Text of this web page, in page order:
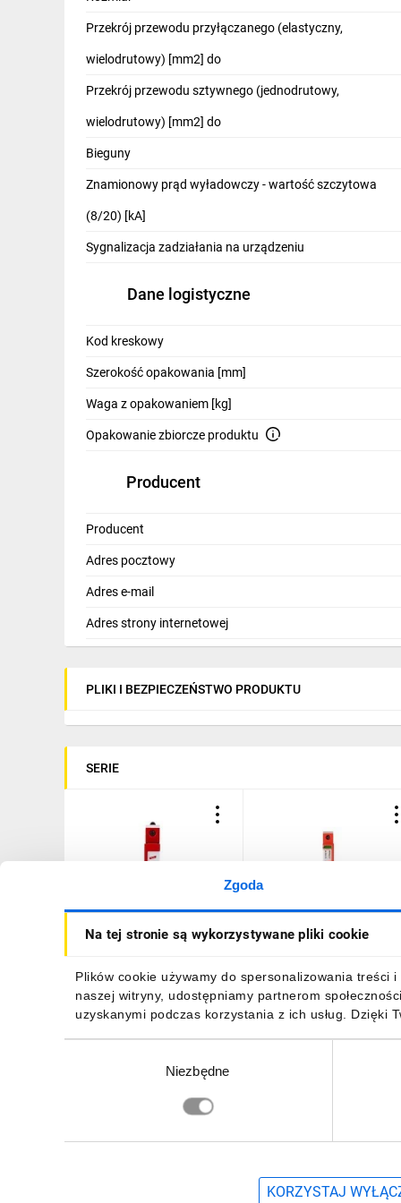
Zgoda
Na tej stronie są wykorzystywane pliki cookie
Plików cookie używamy do spersonalizowania treści
naszej witryny, udostępniamy partnerom
uzyskanymi podczas korzystania z ich usług. Dzięki
Niezbędne
KORZYSTAJ
Zastosowanie produktu
Ochrona instalacji elektrycznych w budynkach
Instalacje telekomunikacyjne i układy licznikowe,
Stosowanie na poziomie rozdzielnic końcowych i
Czy DEHNguard S 275 VA FM 95208 posiada styk
styku należy potwierdzić w karcie katalogowej
Jakie przewody można podłączyć i jak montować
Urządzenie montuje się na szynie DIN 35 mm;
podłączenie typowych przewodów zasilających w
Przekrój przewodu przyłączanego (elastyczny,
wielodrutowy) [mm2] do
Przekrój przewodu sztywnego (jednodrutowy,
wielodrutowy) [mm2] do
Bieguny
Znamionowy prąd wyładowczy - wartość szczytowa
(8/20) [kA]
Sygnalizacja zadziałania na urządzeniu
Dane logistyczne
Kod kreskowy
Szerokość opakowania [mm]
Waga z opakowaniem [kg]
Opakowanie zbiorcze produktu
Producent
Producent
Adres pocztowy
Adres e-mail
Adres strony internetowej
PLIKI I BEZPIECZEŃSTWO PRODUKTU
SERIE
Ogranicznik przepięć Typ
T2 1P 20kA 1,5kV
952090
184,41 zł brutto
Ogranicznik przepięć Typ
T2 1P 20kA 1,5kV
114,08 złbrutto
Zapisz się, aby otrzymać informacje o